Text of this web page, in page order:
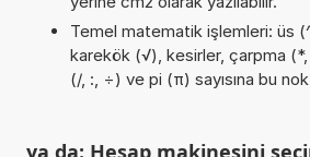
Temel matematik işlemleri: üs
karekök (√), kesirler, çarpma
(/, :, ÷) ve pi (π) sayısına bu
ya da: Hesap makinesini